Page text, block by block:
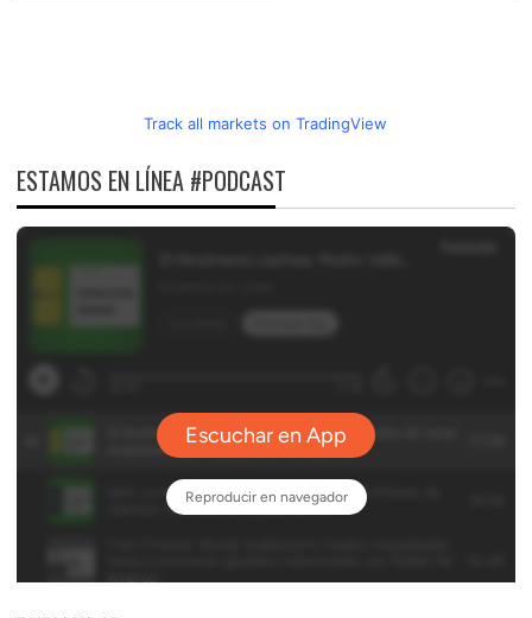
Track all markets on TradingView
ESTAMOS EN LÍNEA #PODCAST